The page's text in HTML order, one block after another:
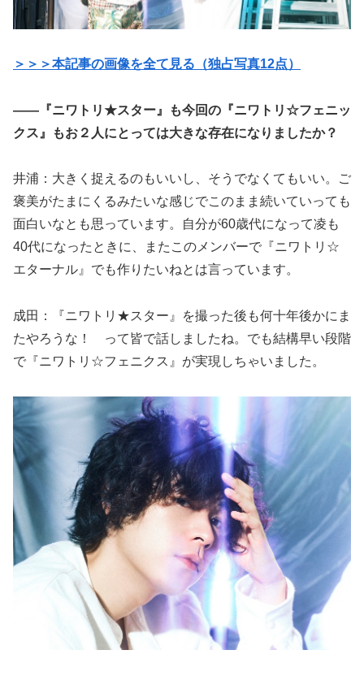
＞＞＞本記事の画像を全て見る（独占写真12点）
——『ニワトリ★スター』も今回の『ニワトリ☆フェニッ
クス』もお２人にとっては大きな存在になりましたか？
井浦：大きく捉えるのもいいし、そうでなくてもいい。ご
褒美がたまにくるみたいな感じでこのまま続いていっても
面白いなとも思っています。自分が60歳代になって凌も
40代になったときに、またこのメンバーで『ニワトリ☆
エターナル』でも作りたいねとは言っています。
成田：『ニワトリ★スター』を撮った後も何十年後かにま
たやろうな！ って皆で話しましたね。でも結構早い段階
で『ニワトリ☆フェニクス』が実現しちゃいました。